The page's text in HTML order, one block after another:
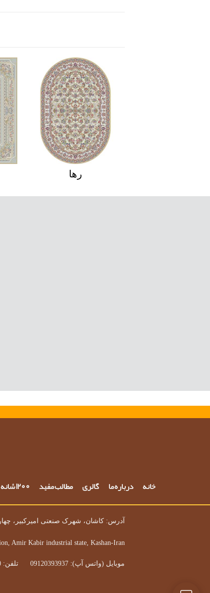
خانه درباره ما گالری مطالب مفید 1200 شانه
آدرس: کاشان، شهرک صنعتی امیرکبیر،
Amir Kabir industrial state, Kashan-Iran
موبایل (واتس آپ): 09120393937 تلفن: 03155503900